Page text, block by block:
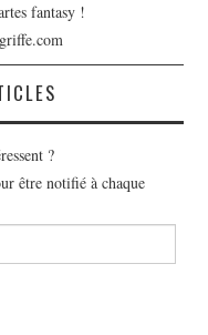
fantasy !
?
être notifié à chaque